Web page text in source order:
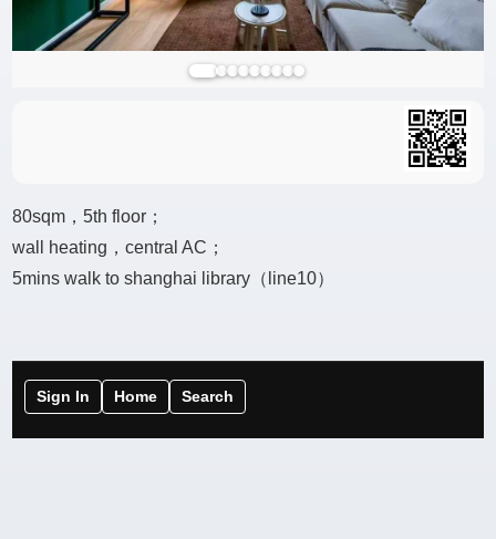
80sqm，5th floor；
wall heating，central AC；
5mins walk to shanghai library（line10）
Sign In Home Search